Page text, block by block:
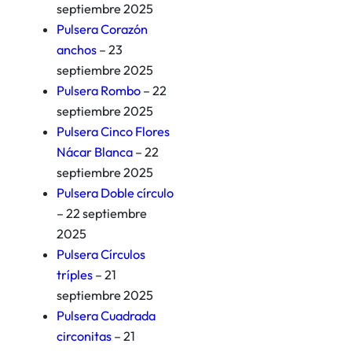
septiembre 2025
Pulsera Corazón
anchos – 23
septiembre 2025
Pulsera Rombo – 22
septiembre 2025
Pulsera Cinco Flores
Nácar Blanca – 22
septiembre 2025
Pulsera Doble círculo
– 22 septiembre
2025
Pulsera Círculos
tríples – 21
septiembre 2025
Pulsera Cuadrada
circonitas – 21